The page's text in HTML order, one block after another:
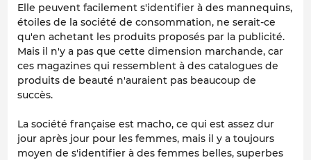
Elle peuvent facilement s'identifier à des mannequins,
étoiles de la société de consommation, ne serait-ce
qu'en achetant les produits proposés par la publicité.
Mais il n'y a pas que cette dimension marchande, car
ces magazines qui ressemblent à des catalogues de
produits de beauté n'auraient pas beaucoup de
succès.
La société française est macho, ce qui est assez dur
jour après jour pour les femmes, mais il y a toujours
moyen de s'identifier à des femmes belles, superbes